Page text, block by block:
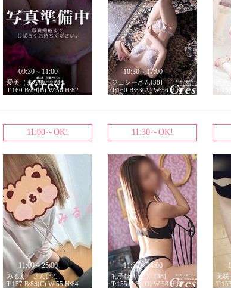
09:30～11:00
愛美（まなみ...[24]
T:160 B:80(B) W:56 H:82
10:30～17:00
ジェシーさん[38]
T:160 B:83(A) W:56 H:86
百
11:00～OK!
11:00～25:00
みるく さん[32]
T:157 B:83(C) W:55 H:84
11:30～OK!
11:30～24:00
礼子(れいこ)...[38]
T:155 B:86(D) W:58 H:88
美